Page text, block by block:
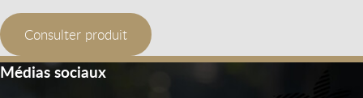
Consulter produit
Médias sociaux